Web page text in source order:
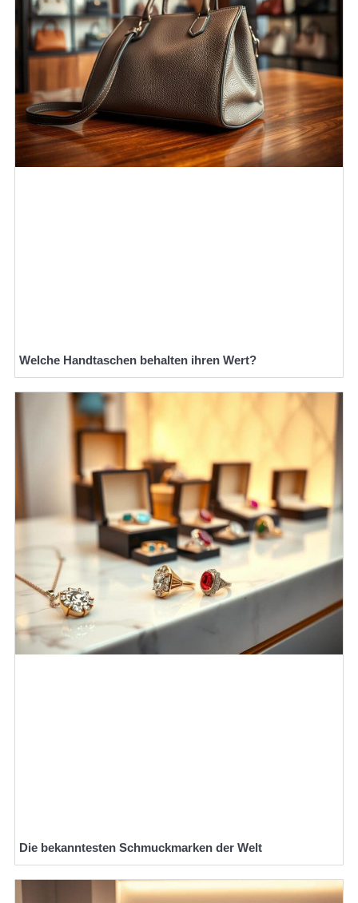
Welche Handtaschen behalten ihren Wert?
Die bekanntesten Schmuckmarken der Welt